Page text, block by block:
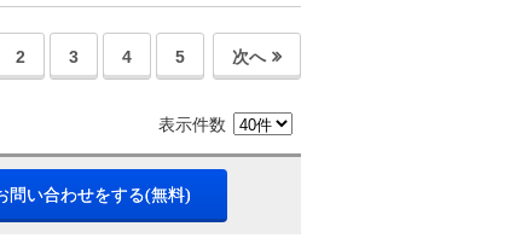
2 3 4 5 次へ
表示件数
問い合わせをする(無料)